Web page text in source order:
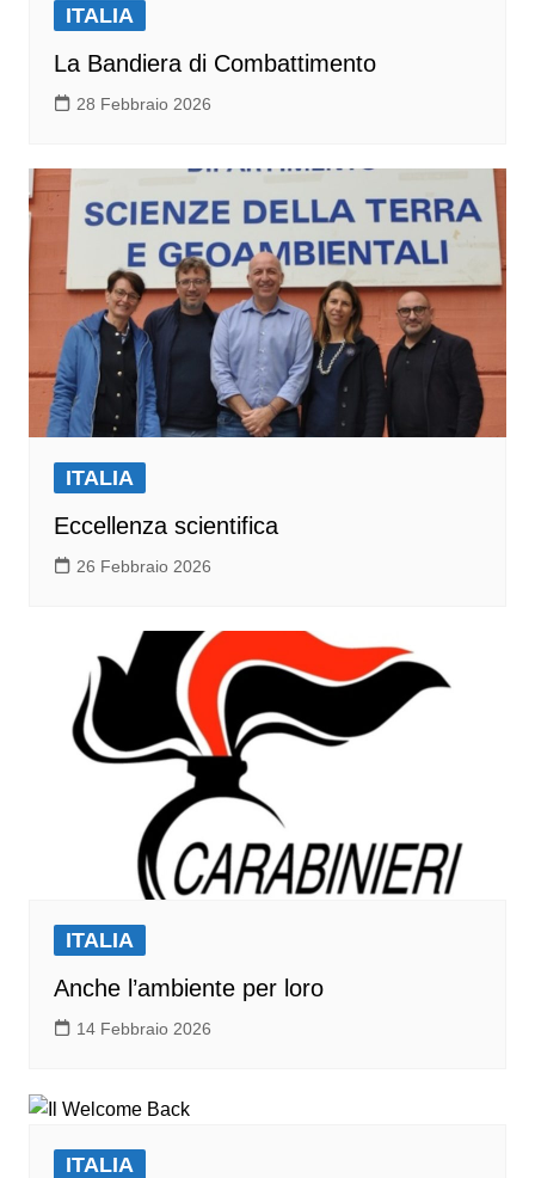
ITALIA
La Bandiera di Combattimento
28 Febbraio 2026
ITALIA
Eccellenza scientifica
26 Febbraio 2026
ITALIA
Anche l’ambiente per loro
14 Febbraio 2026
ITALIA